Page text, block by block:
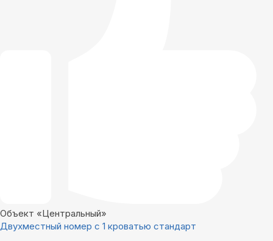
Объект «Центральный»
Двухместный номер с 1 кроватью стандарт